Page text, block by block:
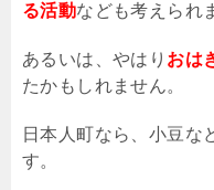
る活動なども考えられ
あるいは、やはり おは
たかもしれません。
日本人町なら、小豆な
す。